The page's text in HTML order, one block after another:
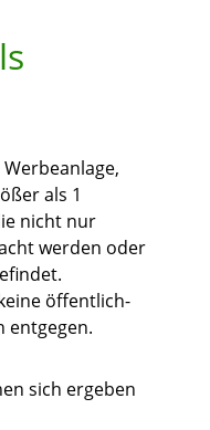
als 1
nicht nur
werden oder
öffentlich-
entgegen.
sich ergeben